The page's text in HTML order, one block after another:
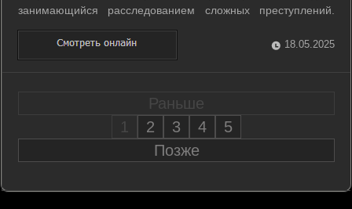
занимающийся расследованием сложных преступлений.
Люся – необычная девушка: она видит людей, места,
детали преступлений. Описав со стопроцентной точностью
место убийства собственной сестры, Некрасова ...
18.05.2025
Раньше
1
2 3 4
5
Позже